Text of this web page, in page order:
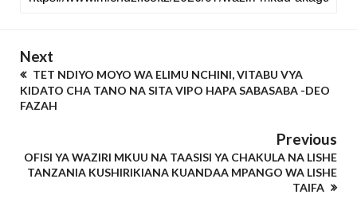
Next
TET NDIYO MOYO WA ELIMU NCHINI, VITABU VYA
KIDATO CHA TANO NA SITA VIPO HAPA SABASABA -DEO
FAZAH
Previous
OFISI YA WAZIRI MKUU NA TAASISI YA CHAKULA NA LISHE
TANZANIA KUSHIRIKIANA KUANDAA MPANGO WA LISHE
TAIFA